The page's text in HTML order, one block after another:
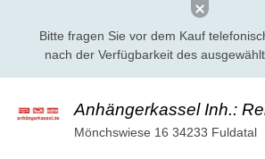
Bitte fragen Sie vor dem Kauf
nach der Verfügbarkeit des
Anhängerkassel Inh.:
Mönchswiese 16 34233 Fuldatal